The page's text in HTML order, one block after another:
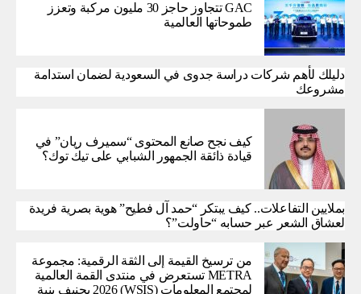
GAC تتجاوز حاجز 30 مليون مركبة وتعزز
طموحاتها العالمية
دليلك لأهم شركات دراسة جدوى في السعودية لضمان استدامة
مشروعك
كيف نجح صانع المحتوى “سميرف ريان” في
قيادة ذائقة الجمهور الشبابي على تيك توك؟
بملايين التفاعلات.. كيف يبتكر “حمد آل فطيح” هوية بصرية فريدة
لعشاق الشعر عبر حسابه “حاولت”؟
من ترسيخ القيمة إلى الثقة الرقمية: مجموعة
METRA تستعرض في منتدى القمة العالمية
لمجتمع المعلومات (WSIS) 2026 بجنيف بنية